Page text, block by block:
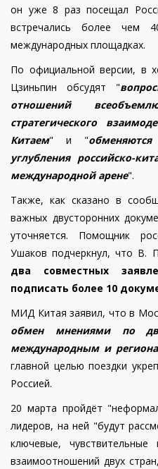
он уже 8 раз посещал
встречались более чем
международных площадках.
По официальной версии, в
Цзиньпин обсудят "
отношений
стратегического
Китаем" и "
углубления российско-
международной арене".
Также, как сказано в
важных двусторонних
уточняется.
Помощник
Ушаков подчеркнул, что В.
два совместных
подписать более 10
МИД Китая заявил, что в
обмен мнениями по
международным и
главной целью поездки
Россией.
20 марта пройдёт
лидеров, на ней "будут
ключевые,
взаимоотношений двух